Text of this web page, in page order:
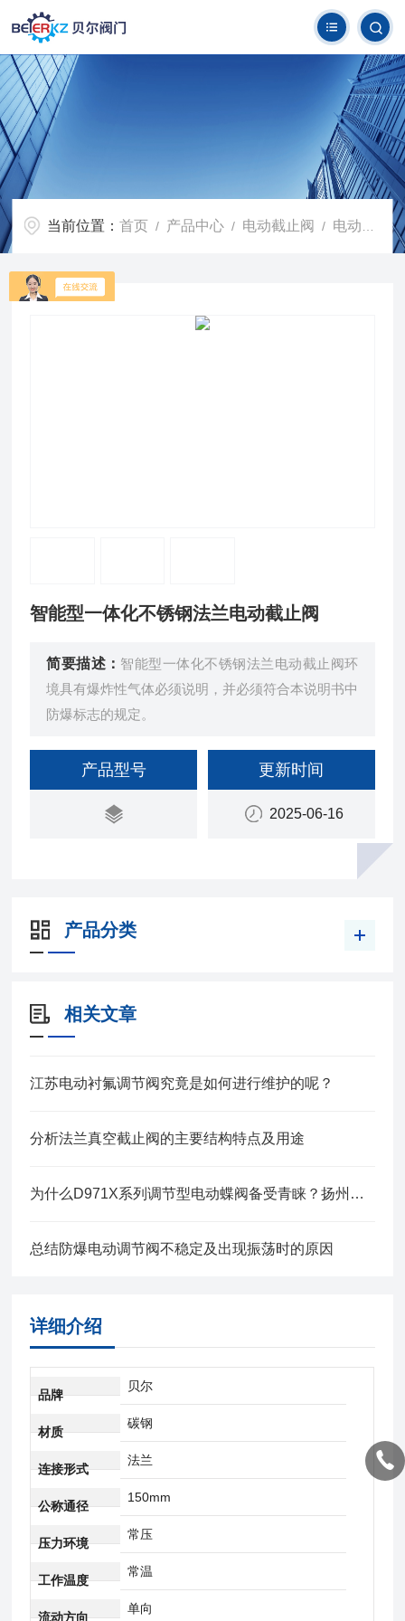
当前位置：首页 / 产品中心 / 电动截止阀 / 电动法兰截止阀
智能型一体化不锈钢法兰电动截止阀
简要描述： 智能型一体化不锈钢法兰电动截止阀环
境具有爆炸性气体必须说明，并必须符合本说明书中
防爆标志的规定。
产品型号 更新时间
2025-06-16
产品分类
相关文章
江苏电动衬氟调节阀究竟是如何进行维护的呢？
分析法兰真空截止阀的主要结构特点及用途
为什么D971X系列调节型电动蝶阀备受青睐？扬州贝尔为您深度解读
总结防爆电动调节阀不稳定及出现振荡时的原因
详细介绍
品牌
贝尔
材质
碳钢
连接形式
法兰
公称通径
150mm
压力环境
常压
工作温度
常温
流动方向
单向